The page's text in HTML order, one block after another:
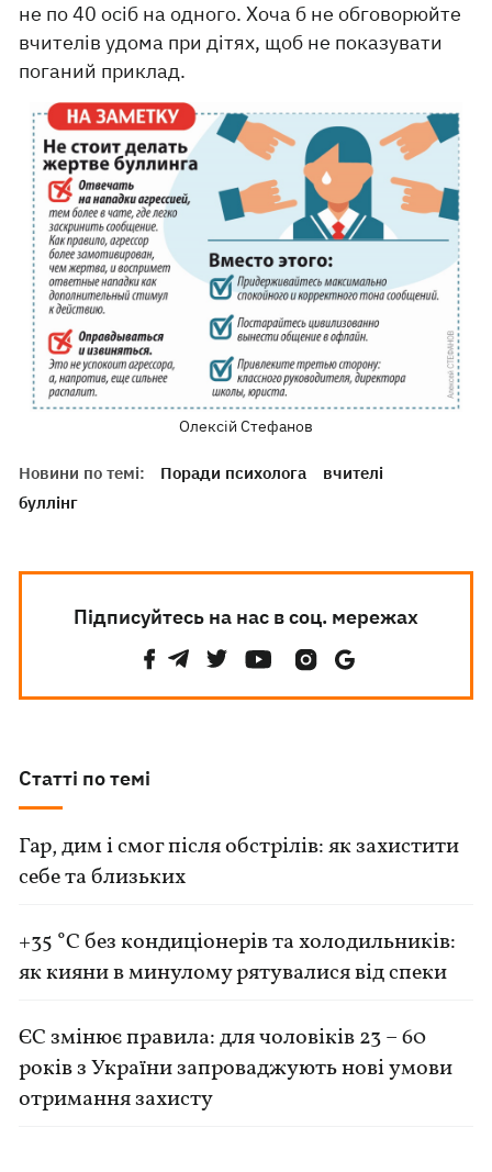
не по 40 осіб на одного. Хоча б не обговорюйте
вчителів удома при дітях, щоб не показувати
поганий приклад.
Олексій Стефанов
Новини по темі: Поради психолога
вчителі
буллінг
Підписуйтесь на нас в соц. мережах
Статті по темі
Гар, дим і смог після обстрілів: як захистити
себе та близьких
+35 °C без кондиціонерів та холодильників:
як кияни в минулому рятувалися від спеки
ЄС змінює правила: для чоловіків 23 – 60
років з України запроваджують нові умови
отримання захисту